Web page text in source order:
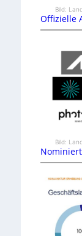
Bild:
Offizielle
Bild: